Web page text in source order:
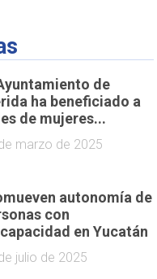
de
ha beneficiado a
de mujeres...
marzo de 2025
autonomía de
con
en Yucatán
julio de 2025